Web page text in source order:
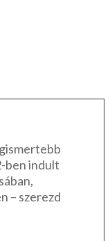
ben indult
– szerezd